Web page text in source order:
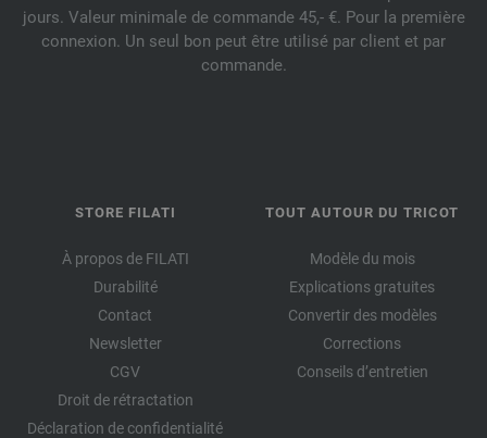
jours. Valeur minimale de commande 45,- €. Pour la première
connexion. Un seul bon peut être utilisé par client et par
commande.
STORE FILATI
À propos de FILATI
Durabilité
Contact
Newsletter
CGV
Droit de rétractation
Déclaration de confidentialité
TOUT AUTOUR DU TRICOT
Modèle du mois
Explications gratuites
Convertir des modèles
Corrections
Conseils d’entretien